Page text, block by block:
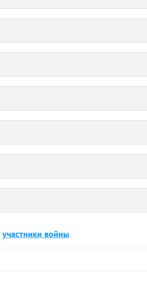
участники войны